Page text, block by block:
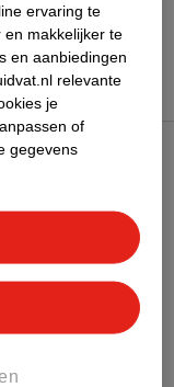
ervaring te
en makkelijker te
en aanbiedingen
relevante
je
of
gegevens